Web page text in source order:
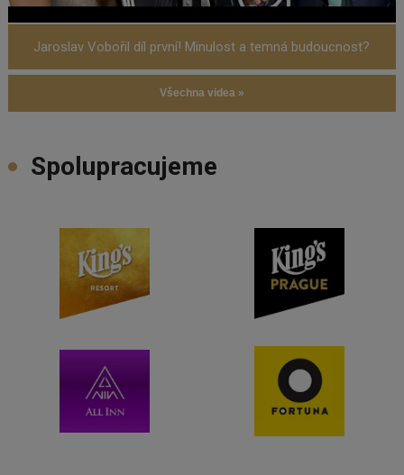
Jaroslav Vobořil díl první! Minulost a temná budoucnost?
Všechna videa »
Spolupracujeme